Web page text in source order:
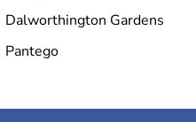
Dalworthington Gardens
Pantego